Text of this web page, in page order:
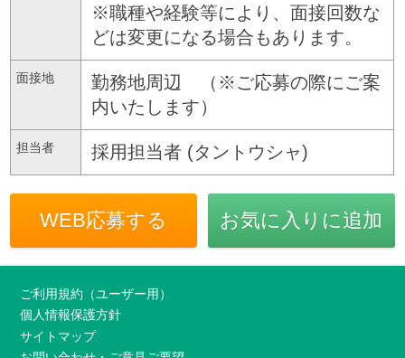
※職種や経験等により、面接回数な
どは変更になる場合もあります。
面接地
勤務地周辺 （※ご応募の際にご案
内いたします）
担当者 採用担当者 (タントウシャ)
WEB応募する お気に入りに追加
ご利用規約（ユーザー用）
個人情報保護方針
サイトマップ